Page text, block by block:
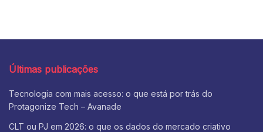
Últimas publicações
Tecnologia com mais acesso: o que está por trás do
Protagonize Tech – Avanade
CLT ou PJ em 2026: o que os dados do mercado criativo